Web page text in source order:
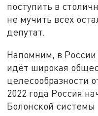
поступить в
не мучить всех
депутат.
Напомним, в
идёт широкая
целесообразности
2022 года Россия
Болонской системы